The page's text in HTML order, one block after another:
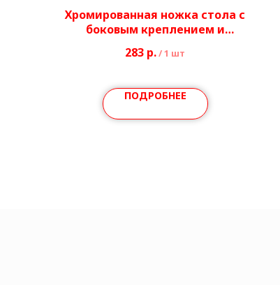
Хромированная ножка стола с
боковым креплением и
комплектации Ø50 мм H710-
283 р./1 шт
ПОДРОБНЕЕ